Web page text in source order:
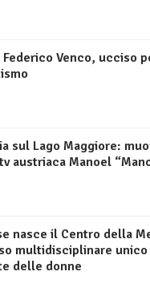
Federico Venco, ucciso
sul Lago Maggiore:
austriaca Manoel
nasce il Centro della
multidisciplinare
delle donne